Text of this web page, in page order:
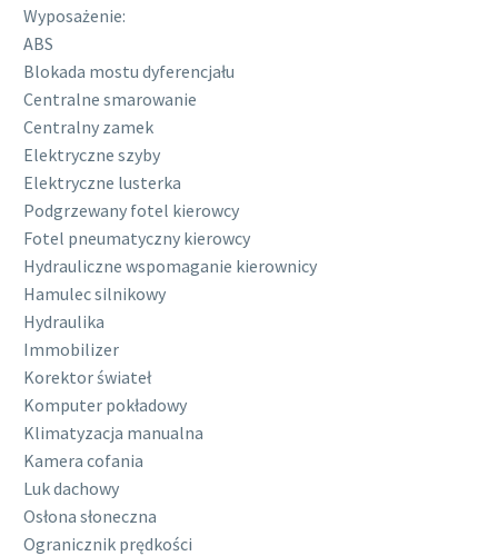
Wyposażenie:
ABS
Blokada mostu dyferencjału
Centralne smarowanie
Centralny zamek
Elektryczne szyby
Elektryczne lusterka
Podgrzewany fotel kierowcy
Fotel pneumatyczny kierowcy
Hydrauliczne wspomaganie kierownicy
Hamulec silnikowy
Hydraulika
Immobilizer
Korektor świateł
Komputer pokładowy
Klimatyzacja manualna
Kamera cofania
Luk dachowy
Osłona słoneczna
Ogranicznik prędkości